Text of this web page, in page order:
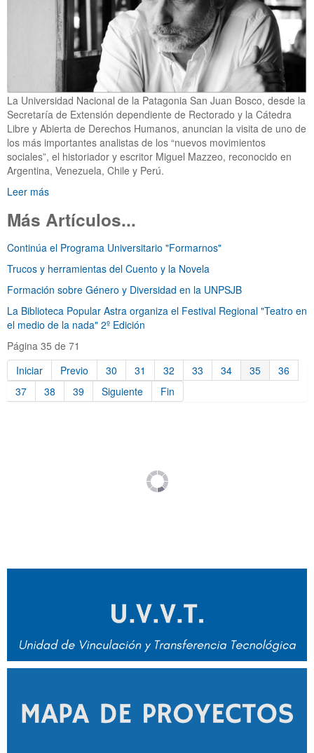
La Universidad Nacional de la Patagonia San Juan Bosco, desde la
Secretaría de Extensión dependiente de Rectorado y la Cátedra
Libre y Abierta de Derechos Humanos, anuncian la visita de uno de
los más importantes analistas de los “nuevos movimientos
sociales”, el historiador y escritor Miguel Mazzeo, reconocido en
Argentina, Venezuela, Chile y Perú.
Leer más
Más Artículos...
Continúa el Programa Universitario "Formarnos"
Trucos y herramientas del Cuento y la Novela
Formación sobre Género y Diversidad en la UNPSJB
La Biblioteca Popular Astra organiza el Festival Regional "Teatro en
el medio de la nada" 2º Edición
Página 35 de 71
Iniciar
Previo 30 31 32 33 34 35
36
37
38 39 Siguiente Fin